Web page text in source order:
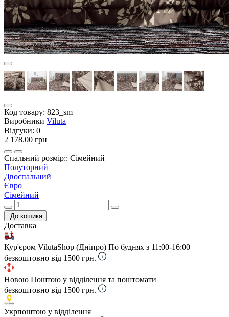
Код товару: 823_sm
Виробники Viluta
Відгуки: 0
2 178.00 грн
Спальний розмір:: Сімейний
Полуторний
Двоспальний
Євро
Сімейний
До кошика
Доставка
Кур'єром VilutaShop (Дніпро) По буднях з 11:00-16:00
безкоштовно від 1500 грн.
Новою Поштою у відділення та поштомати
безкоштовно від 1500 грн.
Укрпоштою у відділення